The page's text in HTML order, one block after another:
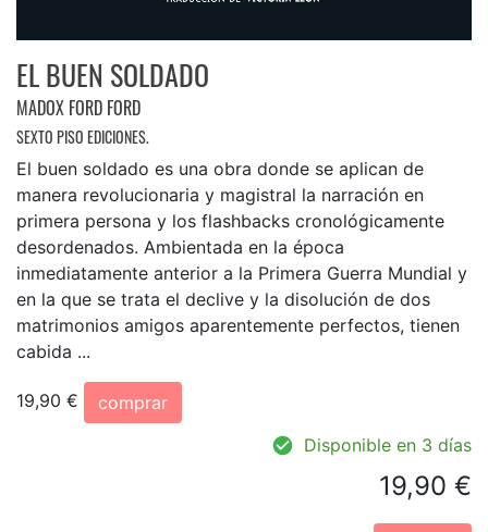
EL BUEN SOLDADO
MADOX FORD FORD
SEXTO PISO EDICIONES.
El buen soldado es una obra donde se aplican de
manera revolucionaria y magistral la narración en
primera persona y los flashbacks cronológicamente
desordenados. Ambientada en la época
inmediatamente anterior a la Primera Guerra Mundial y
en la que se trata el declive y la disolución de dos
matrimonios amigos aparentemente perfectos, tienen
cabida ...
19,90 €
comprar
Disponible en 3 días
19,90 €